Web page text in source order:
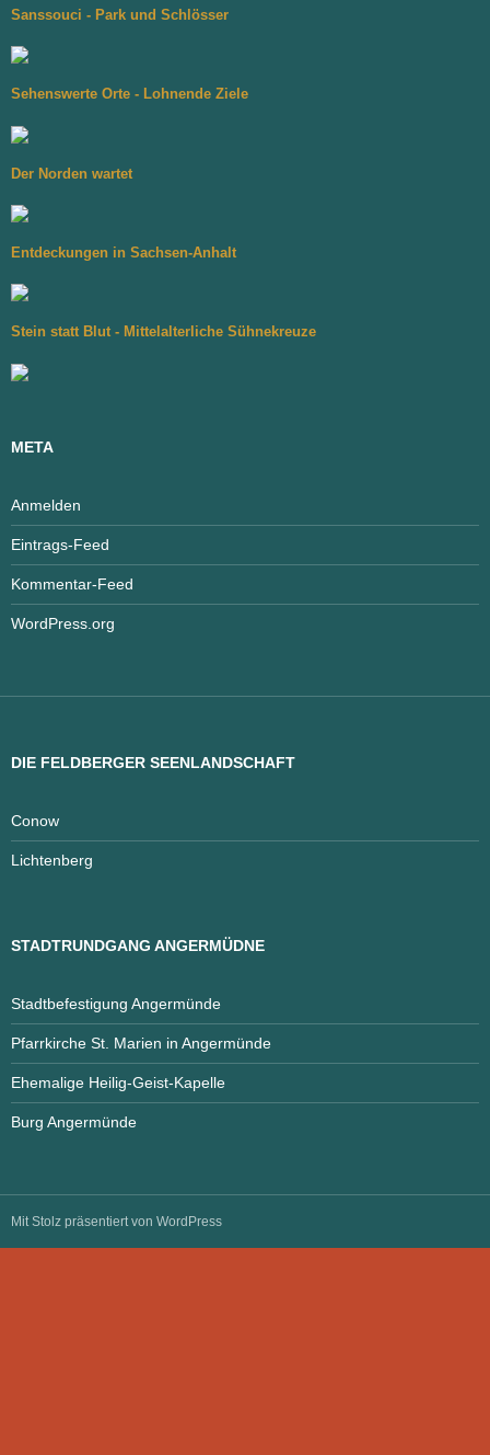
Sanssouci - Park und Schlösser
Sehenswerte Orte - Lohnende Ziele
Der Norden wartet
Entdeckungen in Sachsen-Anhalt
Stein statt Blut - Mittelalterliche Sühnekreuze
META
Anmelden
Eintrags-Feed
Kommentar-Feed
WordPress.org
DIE FELDBERGER SEENLANDSCHAFT
Conow
Lichtenberg
STADTRUNDGANG ANGERMÜDNE
Stadtbefestigung Angermünde
Pfarrkirche St. Marien in Angermünde
Ehemalige Heilig-Geist-Kapelle
Burg Angermünde
Mit Stolz präsentiert von WordPress